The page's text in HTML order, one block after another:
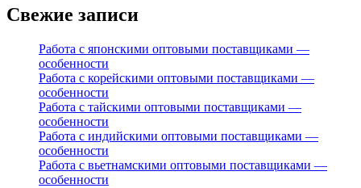
Свежие записи
Работа с японскими оптовыми поставщиками —
особенности
Работа с корейскими оптовыми поставщиками —
особенности
Работа с тайскими оптовыми поставщиками —
особенности
Работа с индийскими оптовыми поставщиками —
особенности
Работа с вьетнамскими оптовыми поставщиками —
особенности